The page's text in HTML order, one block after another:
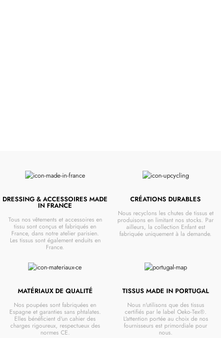
DRESSING & ACCESSOIRES MADE
IN FRANCE
Tous nos vêtements et accessoires en
tissu sont conçus et fabriqués en
France, dans notre atelier parisien.
Les tissus sont également enduits en
France.
CRÉATIONS DURABLES
Nous recyclons les chutes de tissus et
produisons en limitant nos stocks. Par
ailleurs, la collection Enfant est
fabriquée uniquement à la demande.
MATÉRIAUX DE QUALITÉ
Nos poupées sont fabriquées en
Espagne et garanties sans phtalates.
Elles bénéficient d'un cahier des
charges rigoureux, respectueux des
normes CE.
TISSUS MADE IN PORTUGAL
Nous n'utilisons que des tissus
certifiés par le label Oeko-Tex®.
L'attention portée au choix de nos
fournisseurs est primordiale pour
nous.